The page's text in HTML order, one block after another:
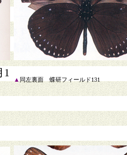
1
▲ 同左裏面 蝶研フィールド131